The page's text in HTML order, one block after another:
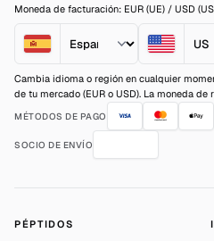
Moneda de facturación: EUR (UE) / USD
Cambia idioma o región en cualquier
de tu mercado (EUR o USD). La moneda de
MÉTODOS DE PAGO
SOCIO DE ENVÍO
PÉPTIDOS